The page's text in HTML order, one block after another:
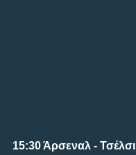
15:30 Άρσεναλ - Τσέλσι